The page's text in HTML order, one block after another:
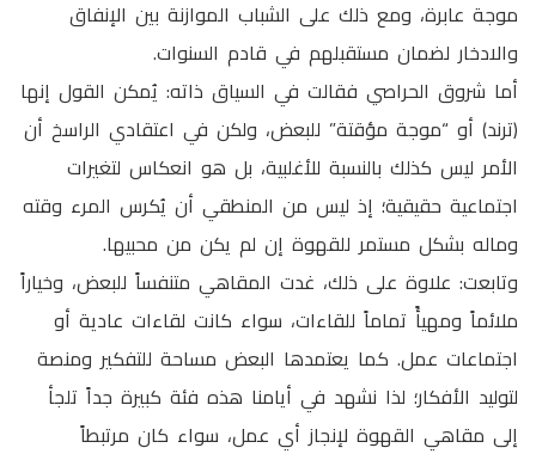
موجة عابرة، ومع ذلك على الشباب الموازنة بين الإنفاق
والادخار لضمان مستقبلهم في قادم السنوات.
أما شروق الحراصي فقالت في السياق ذاته: يُمكن القول إنها
(ترند) أو “موجة مؤقتة” للبعض، ولكن في اعتقادي الراسخ أن
الأمر ليس كذلك بالنسبة للأغلبية، بل هو انعكاس لتغيرات
اجتماعية حقيقية؛ إذ ليس من المنطقي أن يُكرس المرء وقته
وماله بشكل مستمر للقهوة إن لم يكن من محبيها.
وتابعت: علاوة على ذلك، غدت المقاهي متنفساً للبعض، وخياراً
ملائماً ومهيأً تماماً للقاءات، سواء كانت لقاءات عادية أو
اجتماعات عمل. كما يعتمدها البعض مساحة للتفكير ومنصة
لتوليد الأفكار؛ لذا نشهد في أيامنا هذه فئة كبيرة جداً تلجأ
إلى مقاهي القهوة لإنجاز أي عمل، سواء كان مرتبطاً